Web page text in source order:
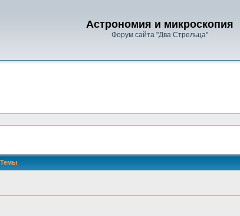
Астрономия и микроскопия
Форум сайта "Два Стрельца"
Темы